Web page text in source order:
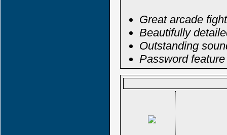
Great arcade
Beautifully
Outstanding
Password